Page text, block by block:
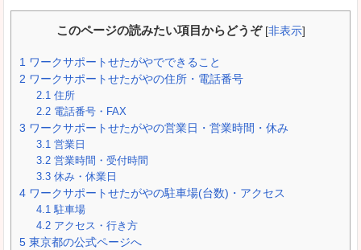
このページの読みたい項目からどうぞ [非表示]
1 ワークサポートせたがやでできること
2 ワークサポートせたがやの住所・電話番号
2.1 住所
2.2 電話番号・FAX
3 ワークサポートせたがやの営業日・営業時間・休み
3.1 営業日
3.2 営業時間・受付時間
3.3 休み・休業日
4 ワークサポートせたがやの駐車場(台数)・アクセス
4.1 駐車場
4.2 アクセス・行き方
5 東京都の公式ページへ